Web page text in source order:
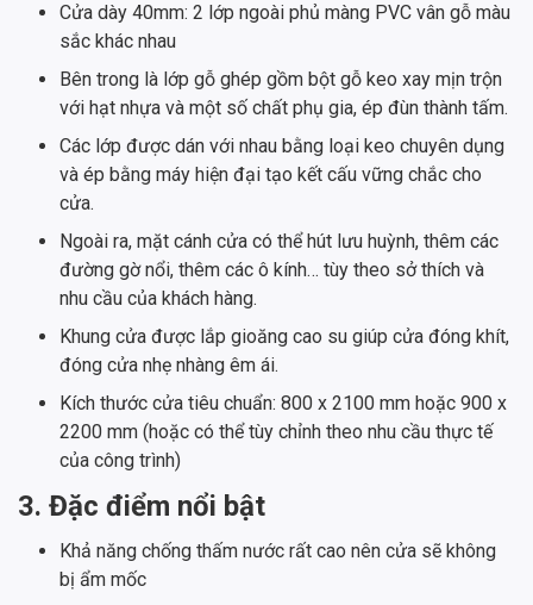
Cửa dày 40mm: 2 lớp ngoài phủ màng PVC vân gỗ màu
sắc khác nhau
Bên trong là lớp gỗ ghép gồm bột gỗ keo xay mịn trộn
với hạt nhựa và một số chất phụ gia, ép đùn thành tấm.
Các lớp được dán với nhau bằng loại keo chuyên dụng
và ép bằng máy hiện đại tạo kết cấu vững chắc cho
cửa.
Ngoài ra, mặt cánh cửa có thể hút lưu huỳnh, thêm các
đường gờ nổi, thêm các ô kính… tùy theo sở thích và
nhu cầu của khách hàng.
Khung cửa được lắp gioăng cao su giúp cửa đóng khít,
đóng cửa nhẹ nhàng êm ái.
Kích thước cửa tiêu chuẩn: 800 x 2100 mm hoặc 900 x
2200 mm (hoặc có thể tùy chỉnh theo nhu cầu thực tế
của công trình)
3. Đặc điểm nổi bật
Khả năng chống thấm nước rất cao nên cửa sẽ không
bị ẩm mốc